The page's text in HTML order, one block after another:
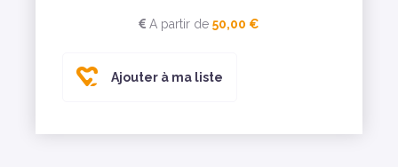
A partir de 50,00 €
Ajouter à ma liste